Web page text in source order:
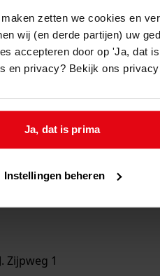
zetten we cookies en
wij (en derde partijen) uw
accepteren door op 'Ja, dat
en privacy? Bekijk ons
Ja, dat is prima
Instellingen beheren
Zijpweg 1